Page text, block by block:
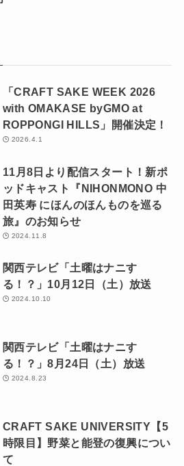
「CRAFT SAKE WEEK 2026
with OMAKASE byGMO at
ROPPONGI HILLS」開催決定！
2026.4.1
11月8日より配信スタート！新ポ
ッドキャスト『NIHONMONO 中
田英寿 にほんのほんものを巡る
旅』のお知らせ
2024.11.8
関西テレビ「土曜はナニす
る！？」10月12日（土）放送
2024.10.10
関西テレビ「土曜はナニす
る！？」8月24日（土）放送
2024.8.23
CRAFT SAKE UNIVERSITY【5
時限目】野菜と能登の復興につい
て